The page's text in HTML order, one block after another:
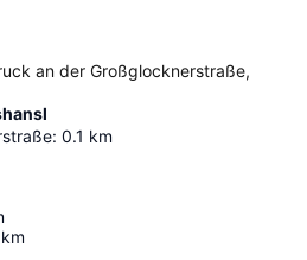
an der Großglocknerstraße,
: 0.1 km
km